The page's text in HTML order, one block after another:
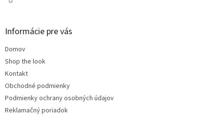
Informácie pre vás
Domov
Shop the look
Kontakt
Obchodné podmienky
Podmienky ochrany osobných údajov
Reklamačný poriadok